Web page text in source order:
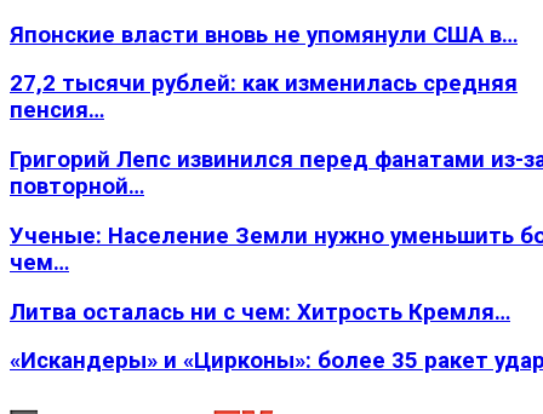
Японские власти вновь не упомянули США в…
27,2 тысячи рублей: как изменилась средняя
пенсия…
Григорий Лепс извинился перед фанатами из-
повторной…
Ученые: Население Земли нужно уменьшить
чем…
Литва осталась ни с чем: Хитрость Кремля…
«Искандеры» и «Цирконы»: более 35 ракет